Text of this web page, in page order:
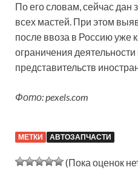
По его словам, сейчас дан
всех мастей. При этом
после ввоза в Россию уже
ограничения деятельности
представительств
Фото: pexels.com
МЕТКИ АВТОЗАПЧАСТИ
(Пока оценок